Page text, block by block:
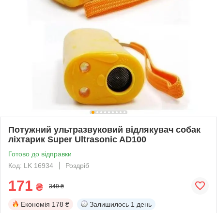
Потужний ультразвуковий відлякувач собак
ліхтарик Super Ultrasonic AD100
Готово до відправки
Код: LK 16934
Роздріб
171 ₴ 349 ₴
Економія 178 ₴ Залишилось 1 день